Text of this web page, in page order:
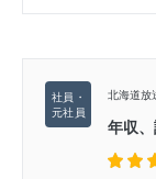
北海道放
年収